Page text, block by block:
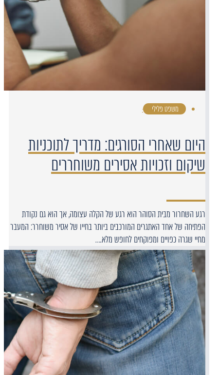
משפט פלילי ·
היום שאחרי הסורגים: מדריך לתוכניות
שיקום וזכויות אסירים משוחררים
רגע השחרור מבית הסוהר הוא רגע של הקלה עצומה, אך הוא גם נקודת
הפתיחה של אחד האתגרים המורכבים ביותר בחייו של אסיר משוחרר: המעבר
מחיי שגרה כפויים ומפוקחים לחופש מלא.…